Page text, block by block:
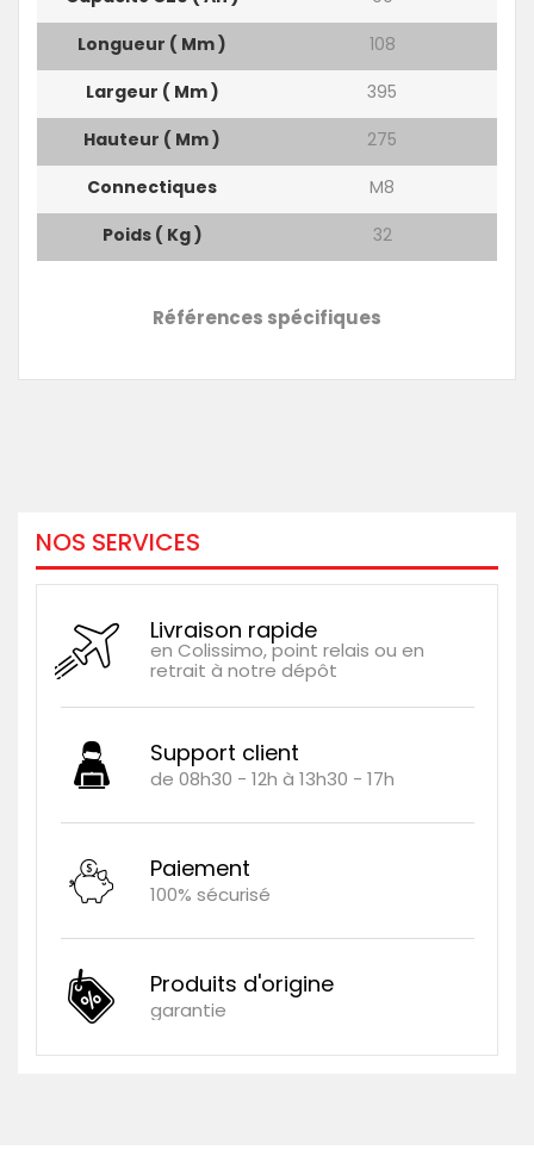
Longueur ( Mm )
108
Largeur ( Mm )
395
Hauteur ( Mm )
275
Connectiques
M8
Poids ( Kg )
32
Références spécifiques
NOS SERVICES
Livraison rapide
en Colissimo, point relais ou en
retrait à notre dépôt
Support client
de 08h30 - 12h à 13h30 - 17h
Paiement
100% sécurisé
Produits d'origine
garantie